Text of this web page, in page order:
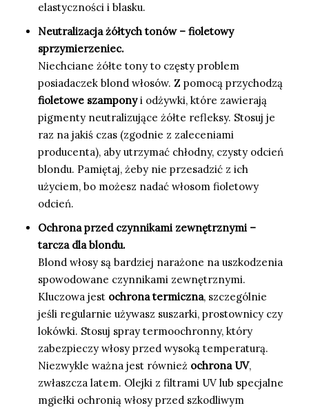
elastyczności i blasku.
Neutralizacja żółtych tonów – fioletowy
sprzymierzeniec.
Niechciane żółte tony to częsty problem
posiadaczek blond włosów. Z pomocą przychodzą
fioletowe szamponyi odżywki, które zawierają
pigmenty neutralizujące żółte refleksy. Stosuj je
raz na jakiś czas (zgodnie z zaleceniami
producenta), aby utrzymać chłodny, czysty odcień
blondu. Pamiętaj, żeby nie przesadzić z ich
użyciem, bo możesz nadać włosom fioletowy
odcień.
Ochrona przed czynnikami zewnętrznymi –
tarcza dla blondu.
Blond włosy są bardziej narażone na uszkodzenia
spowodowane czynnikami zewnętrznymi.
Kluczowa jest ochrona termiczna, szczególnie
jeśli regularnie używasz suszarki, prostownicy czy
lokówki. Stosuj spray termoochronny, który
zabezpieczy włosy przed wysoką temperaturą.
Niezwykle ważna jest również ochrona UV,
zwłaszcza latem. Olejki z filtrami UV lub specjalne
mgiełki ochronią włosy przed szkodliwym